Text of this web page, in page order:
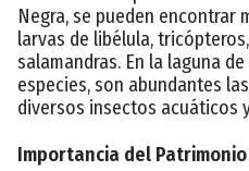
Negra, se pueden encontrar
larvas de libélula,
salamandras. En la laguna
especies, son abundantes
diversos insectos acuáticos
Importancia del